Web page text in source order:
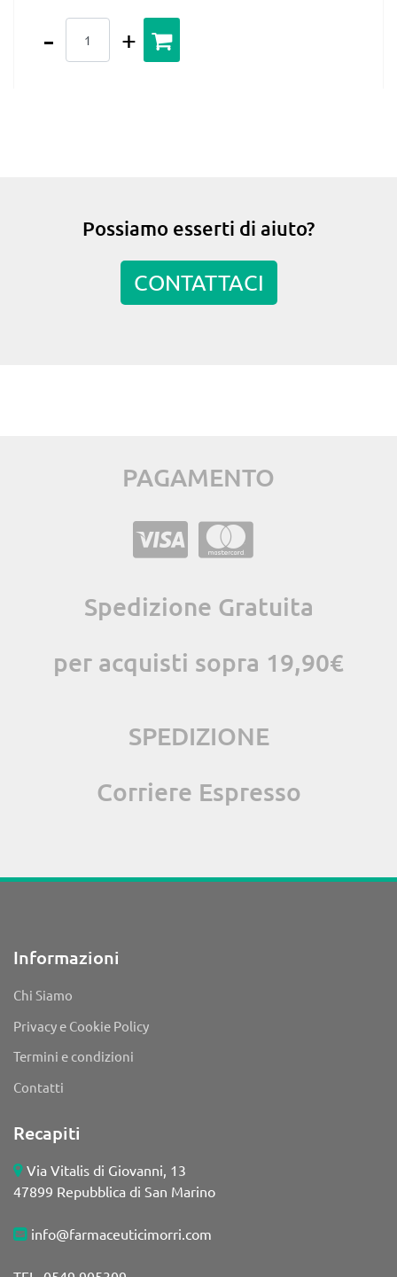
Possiamo esserti di aiuto?
CONTATTACI
PAGAMENTO
Spedizione Gratuita
per acquisti sopra 19,90€
SPEDIZIONE
Corriere Espresso
Informazioni
Chi Siamo
Privacy e Cookie Policy
Termini e condizioni
Contatti
Recapiti
Via Vitalis di Giovanni, 13
47899 Repubblica di San Marino
info@farmaceuticimorri.com